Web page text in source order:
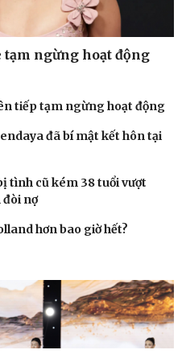
ngừng hoạt động
tiếp tạm ngừng hoạt động
đã bí mật kết hôn tại
tình cũ kém 38 tuổi vượt
đòi nợ
hơn bao giờ hết?